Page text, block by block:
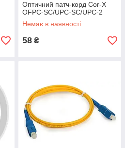
Оптичний патч-корд Cor-X
OFPC-SC/UPC-SC/UPC-2
Немає в наявності
58 ₴